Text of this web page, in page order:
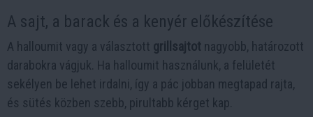
A sajt, a barack és a kenyér előkészítése
A halloumit vagy a választott grillsajtot nagyobb, határozott
darabokra vágjuk. Ha halloumit használunk, a felületét
sekélyen be lehet irdalni, így a pác jobban megtapad rajta,
és sütés közben szebb, pirultabb kérget kap.